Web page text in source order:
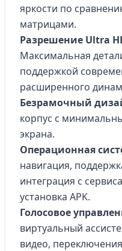
яркости по
матрицами.
Разрешение Ultra
Максимальная
поддержкой
расширенного
Безрамочный
корпус с
экрана.
Операционная
навигация,
интеграция с
установка APK.
Голосовое
виртуальный
видео,